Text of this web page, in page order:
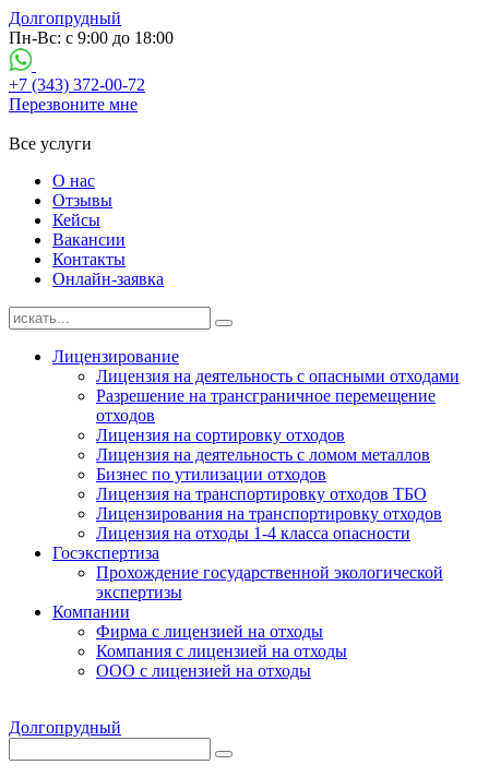
Долгопрудный
Пн-Вс: с 9:00 до 18:00
+7 (343) 372-00-72
Перезвоните мне
Все услуги
О нас
Отзывы
Кейсы
Вакансии
Контакты
Онлайн-заявка
Лицензирование
Лицензия на деятельность с опасными отходами
Разрешение на трансграничное перемещение
отходов
Лицензия на сортировку отходов
Лицензия на деятельность с ломом металлов
Бизнес по утилизации отходов
Лицензия на транспортировку отходов ТБО
Лицензирования на транспортировку отходов
Лицензия на отходы 1-4 класса опасности
Госэкспертиза
Прохождение государственной экологической
экспертизы
Компании
Фирма с лицензией на отходы
Компания с лицензией на отходы
ООО с лицензией на отходы
Долгопрудный